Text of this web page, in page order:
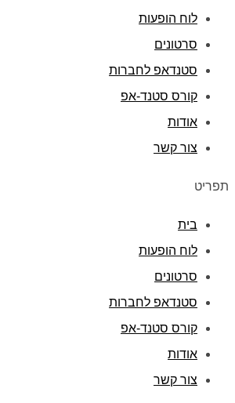
לוח הופעות
סרטונים
סטנדאפ לחברות
קורס סטנד-אפ
אודות
צור קשר
תפריט
בית
לוח הופעות
סרטונים
סטנדאפ לחברות
קורס סטנד-אפ
אודות
צור קשר